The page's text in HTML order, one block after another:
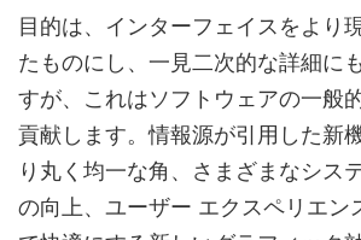
目的は、インターフェイスをより
たものにし、一見二次的な詳細に
すが、これはソフトウェアの一般
貢献します。情報源が引用した新
り丸く均一な角、さまざまなシス
の向上、ユーザー エクスペリエン